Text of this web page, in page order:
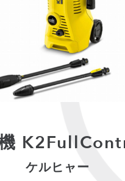
ケルヒャー